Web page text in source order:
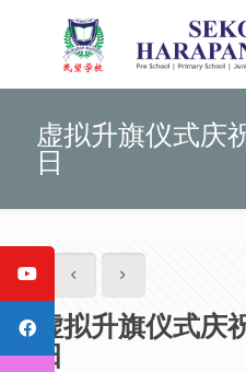
虚拟升旗仪式庆
日
虚拟升旗仪式
日